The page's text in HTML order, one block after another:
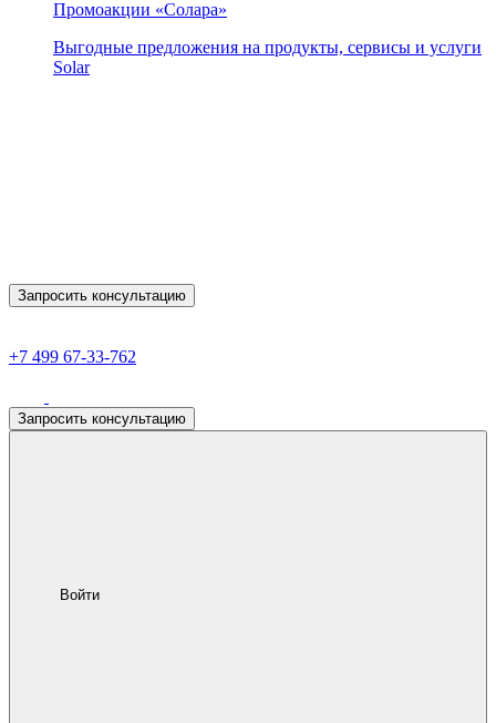
Промоакции «Солара»
Выгодные предложения на продукты, сервисы и услуги
Solar
Запросить консультацию
+7 499 67-33-762
Запросить консультацию
Войти